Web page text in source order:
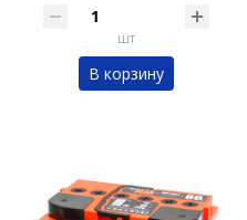
шт
В корзину